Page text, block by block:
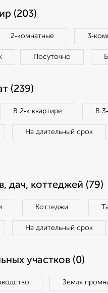
(203)
2‑комнатные
Посуточно
(239)
В 2‑к квартире В
На длительный срок
дач, коттеджей (79)
Коттеджи
На длительный срок
участков (0)
Земля